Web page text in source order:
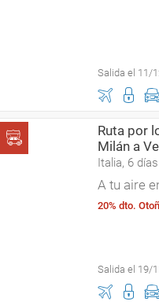
Salida el 11/
Ruta por
Milán a
Italia, 6 días
A tu aire
20% dto.
Salida el 19/